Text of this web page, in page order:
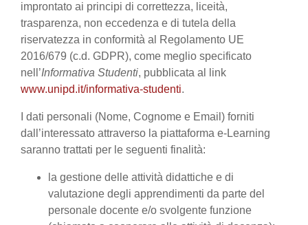
improntato ai principi di correttezza, liceità,
trasparenza, non eccedenza e di tutela della
riservatezza in conformità al Regolamento UE
2016/679 (c.d. GDPR), come meglio specificato
nell’Informativa Studenti, pubblicata al link
www.unipd.it/informativa-studenti.
I dati personali (Nome, Cognome e Email) forniti
dall’interessato attraverso la piattaforma e-Learning
saranno trattati per le seguenti finalità:
la gestione delle attività didattiche e di
valutazione degli apprendimenti da parte del
personale docente e/o svolgente funzione